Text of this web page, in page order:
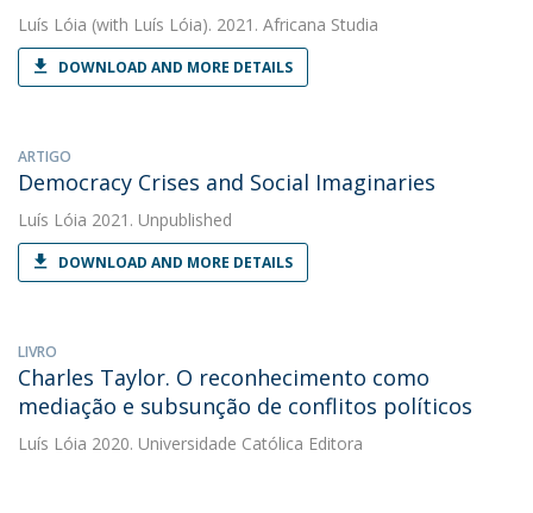
Luís Lóia (with Luís Lóia). 2021. Africana Studia
DOWNLOAD AND MORE DETAILS
ARTIGO
Democracy Crises and Social Imaginaries
Luís Lóia 2021. Unpublished
DOWNLOAD AND MORE DETAILS
LIVRO
Charles Taylor. O reconhecimento como
mediação e subsunção de conflitos políticos
Luís Lóia 2020. Universidade Católica Editora